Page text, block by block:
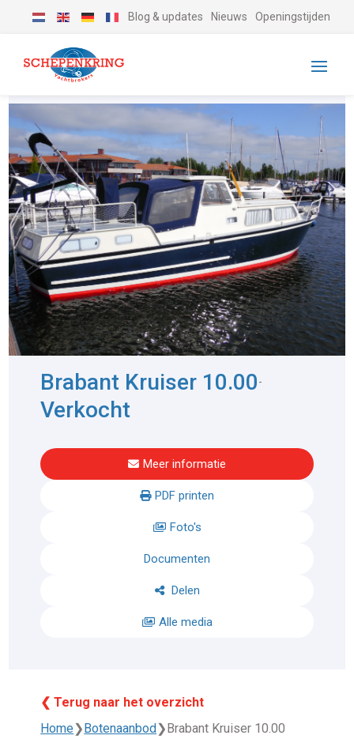
Blog & updates Nieuws Openingstijden
Brabant Kruiser 10.00-
Verkocht
Meer informatie
PDF printen
Foto's
Documenten
Delen
Alle media
❮ Terug naar het overzicht
Home❯ Botenaanbod ❯ Brabant Kruiser 10.00